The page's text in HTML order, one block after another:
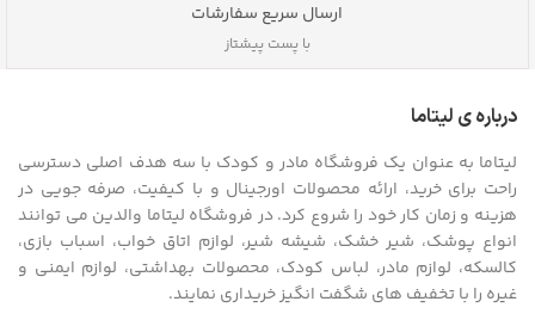
ارسال سریع سفارشات
با پست پیشتاز
درباره ی لیتاما
لیتاما به عنوان یک فروشگاه مادر و کودک با سه هدف اصلی دسترسی
راحت برای خرید، ارائه محصولات اورجینال و با کیفیت، صرفه جویی در
هزینه و زمان کار خود را شروع کرد. در فروشگاه لیتاما والدین می توانند
انواع پوشک، شیر خشک، شیشه شیر، لوازم اتاق خواب، اسباب بازی،
کالسکه، لوازم مادر، لباس کودک، محصولات بهداشتی، لوازم ایمنی و
غیره را با تخفیف های شگفت انگیز خریداری نمایند.